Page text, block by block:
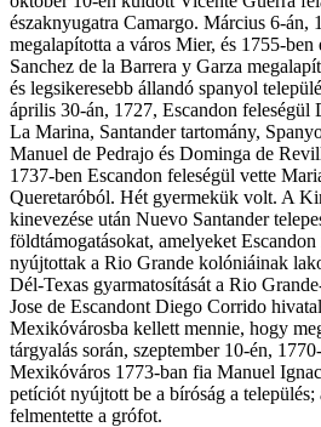
északnyugatra Camargo. Március 6-án,
megalapította a város Mier, és 1755-ben
Sanchez de la Barrera y Garza
és legsikeresebb állandó spanyol
április 30-án, 1727, Escandon feleségül
La Marina, Santander tartomány,
Manuel de Pedrajo és Dominga de
1737-ben Escandon feleségül vette
Queretaróból. Hét gyermekük volt. A
kinevezése után Nuevo Santander
földtámogatásokat, amelyeket
nyújtottak a Rio Grande kolóniáinak
Dél-Texas gyarmatosítását a Rio
Jose de Escandont Diego Corrido
Mexikóvárosba kellett mennie, hogy
tárgyalás során, szeptember 10-én,
Mexikóváros 1773-ban fia Manuel
petíciót nyújtott be a bíróság a település;
felmentette a grófot.